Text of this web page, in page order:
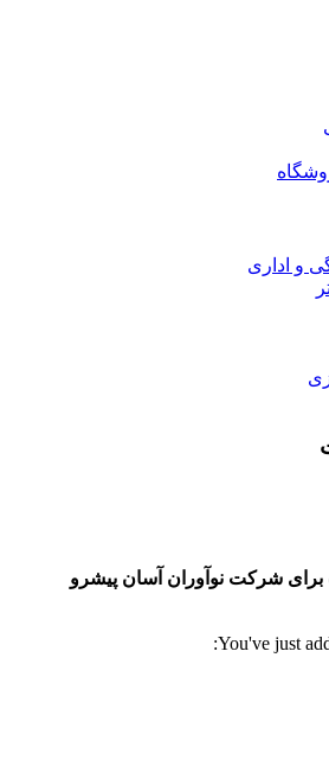
و اداری
شرکت نوآوران آسان پیشرو
You've just